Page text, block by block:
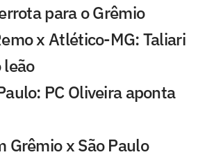
para o Grêmio
x Atlético-MG: Taliari
leão
PC Oliveira aponta
Grêmio x São Paulo